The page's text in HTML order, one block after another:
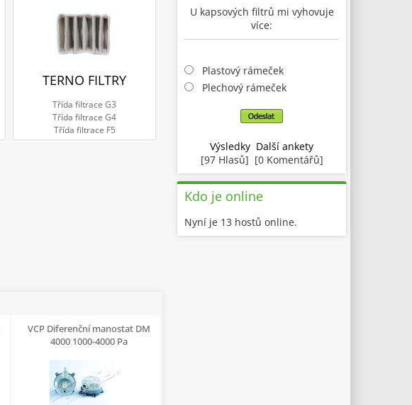
TERNO FILTRY
Třída filtrace G3
Třída filtrace G4
Třída filtrace F5
VCP Diferenční manostat DM
4000 1000-4000 Pa
U kapsových filtrů mi vyhovuje
více:
Plastový rámeček
Plechový rámeček
Výsledky Další ankety
[97 Hlasů] [0 Komentářů]
Kdo je online
Nyní je 13 hostů online.